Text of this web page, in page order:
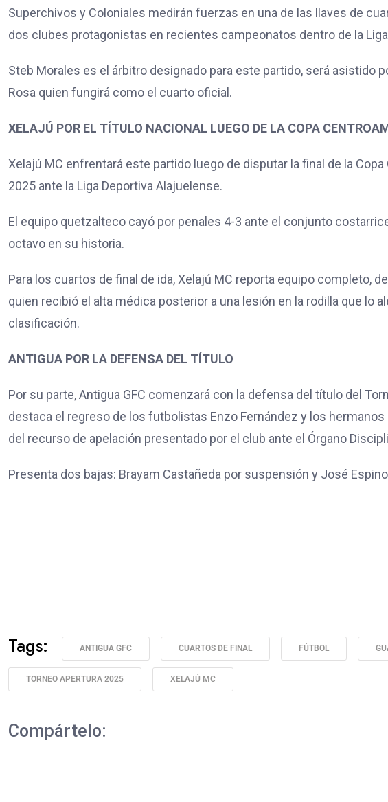
Superchivos y Coloniales medirán fuerzas en una de las llaves de
dos clubes protagonistas en recientes campeonatos dentro de la
Steb Morales es el árbitro designado para este partido, será asistido
Rosa quien fungirá como el cuarto oficial.
XELAJÚ POR EL TÍTULO NACIONAL LUEGO DE LA COPA
Xelajú MC enfrentará este partido luego de disputar la final de la
2025 ante la Liga Deportiva Alajuelense.
El equipo quetzalteco cayó por penales 4-3 ante el conjunto
octavo en su historia.
Para los cuartos de final de ida, Xelajú MC reporta equipo completo,
quien recibió el alta médica posterior a una lesión en la rodilla que lo
clasificación.
ANTIGUA POR LA DEFENSA DEL TÍTULO
Por su parte, Antigua GFC comenzará con la defensa del título del
destaca el regreso de los futbolistas Enzo Fernández y los
del recurso de apelación presentado por el club ante el Órgano
Presenta dos bajas: Brayam Castañeda por suspensión y José
Tags: ANTIGUA GFC CUARTOS DE FINAL FÚTBOL
TORNEO APERTURA 2025 XELAJÚ MC
Compártelo: